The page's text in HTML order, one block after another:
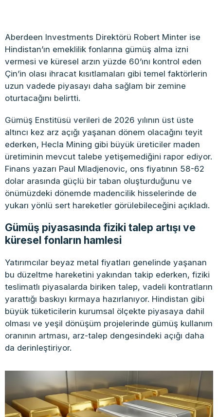
Aberdeen Investments Direktörü Robert Minter ise
Hindistan’ın emeklilik fonlarına gümüş alma izni
vermesi ve küresel arzın yüzde 60’ını kontrol eden
Çin’in olası ihracat kısıtlamaları gibi temel faktörlerin
uzun vadede piyasayı daha sağlam bir zemine
oturtacağını belirtti.
Gümüş Enstitüsü verileri de 2026 yılının üst üste
altıncı kez arz açığı yaşanan dönem olacağını teyit
ederken, Hecla Mining gibi büyük üreticiler maden
üretiminin mevcut talebe yetişemediğini rapor ediyor.
Finans yazarı Paul Mladjenovic, ons fiyatının 58-62
dolar arasında güçlü bir taban oluşturduğunu ve
önümüzdeki dönemde madencilik hisselerinde de
yukarı yönlü sert hareketler görülebileceğini açıkladı.
Gümüş piyasasında fiziki talep artışı ve
küresel fonların hamlesi
Yatırımcılar beyaz metal fiyatları genelinde yaşanan
bu düzeltme hareketini yakından takip ederken, fiziki
teslimatlı piyasalarda biriken talep, vadeli kontratların
yarattığı baskıyı kırmaya hazırlanıyor. Hindistan gibi
büyük tüketicilerin kurumsal ölçekte piyasaya dahil
olması ve yeşil dönüşüm projelerinde gümüş kullanım
oranının artması, arz-talep dengesindeki açığı daha
da derinleştiriyor.